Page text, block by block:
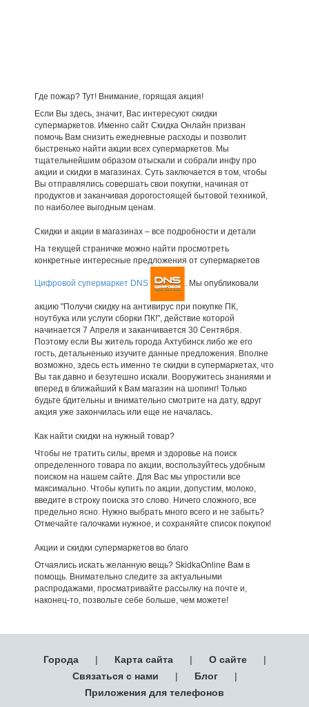
Где пожар? Тут! Внимание, горящая акция!
Если Вы здесь, значит, Вас интересуют скидки
супермаркетов. Именно сайт Скидка Онлайн призван
помочь Вам снизить ежедневные расходы и позволит
быстренько найти акции всех супермаркетов. Мы
тщательнейшим образом отыскали и собрали инфу про
акции и скидки в магазинах. Суть заключается в том, чтобы
Вы отправлялись совершать свои покупки, начиная от
продуктов и заканчивая дорогостоящей бытовой техникой,
по наиболее выгодным ценам.
Скидки и акции в магазинах – все подробности и детали
На текущей страничке можно найти просмотреть
конкретные интересные предложения от супермаркетов
Цифровой супермаркет DNS . Мы опубликовали
акцию "Получи скидку на антивирус при покупке ПК,
ноутбука или услуги сборки ПК!", действие которой
начинается 7 Апреля и заканчивается 30 Сентября.
Поэтому если Вы житель города Ахтубинск либо же его
гость, детальненько изучите данные предложения. Вполне
возможно, здесь есть именно те скидки в супермаркетах, что
Вы так давно и безутешно искали. Вооружитесь знаниями и
вперед в ближайший к Вам магазин на шопинг! Только
будьте бдительны и внимательно смотрите на дату, вдруг
акция уже закончилась или еще не началась.
Как найти скидки на нужный товар?
Чтобы не тратить силы, время и здоровье на поиск
определенного товара по акции, воспользуйтесь удобным
поиском на нашем сайте. Для Вас мы упростили все
максимально. Чтобы купить по акции, допустим, молоко,
введите в строку поиска это слово. Ничего сложного, все
предельно ясно. Нужно выбрать много всего и не забыть?
Отмечайте галочками нужное, и сохраняйте список покупок!
Акции и скидки супермаркетов во благо
Отчаялись искать желанную вещь? SkidkaOnline Вам в
помощь. Внимательно следите за актуальными
распродажами, просматривайте рассылку на почте и,
наконец-то, позвольте себе больше, чем можете!
Города | Карта сайта | О сайте
|
Связаться с нами
| Блог
|
Приложения для телефонов